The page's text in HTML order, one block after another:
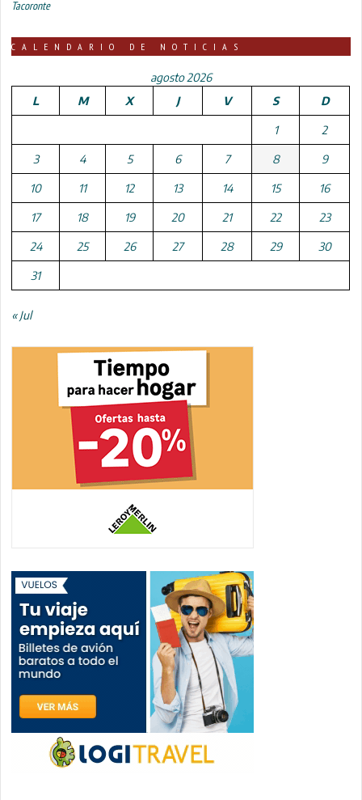
Tacoronte
CALENDARIO DE NOTICIAS
agosto 2026
L
M X J V S D
1 2
3 4 5 6 7 8 9
10 11 12 13 14 15 16
17 18 19 20 21 22 23
24 25 26 27 28 29 30
31
« Jul